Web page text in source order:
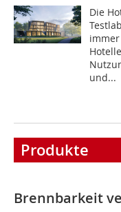
Die
und...
Produkte
Brennbarkeit